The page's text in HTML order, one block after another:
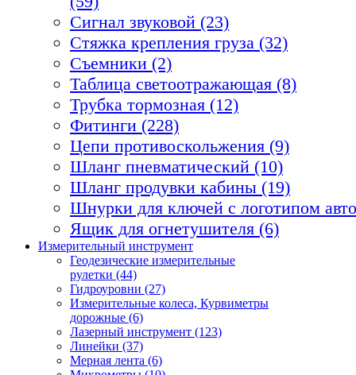
Сигнал звуковой (23)
Стяжка крепления груза (32)
Съемники (2)
Таблица светоотражающая (8)
Трубка тормозная (12)
Фитинги (228)
Цепи противоскольжения (9)
Шланг пневматический (10)
Шланг продувки кабины (19)
Шнурки для ключей с логотипом
Ящик для огнетушителя (6)
Измерительный инструмент
Геодезические измерительные
рулетки (44)
Гидроуровни (27)
Измерительные колеса, Курвиметры
дорожные (6)
Лазерный инструмент (123)
Линейки (37)
Мерная лента (6)